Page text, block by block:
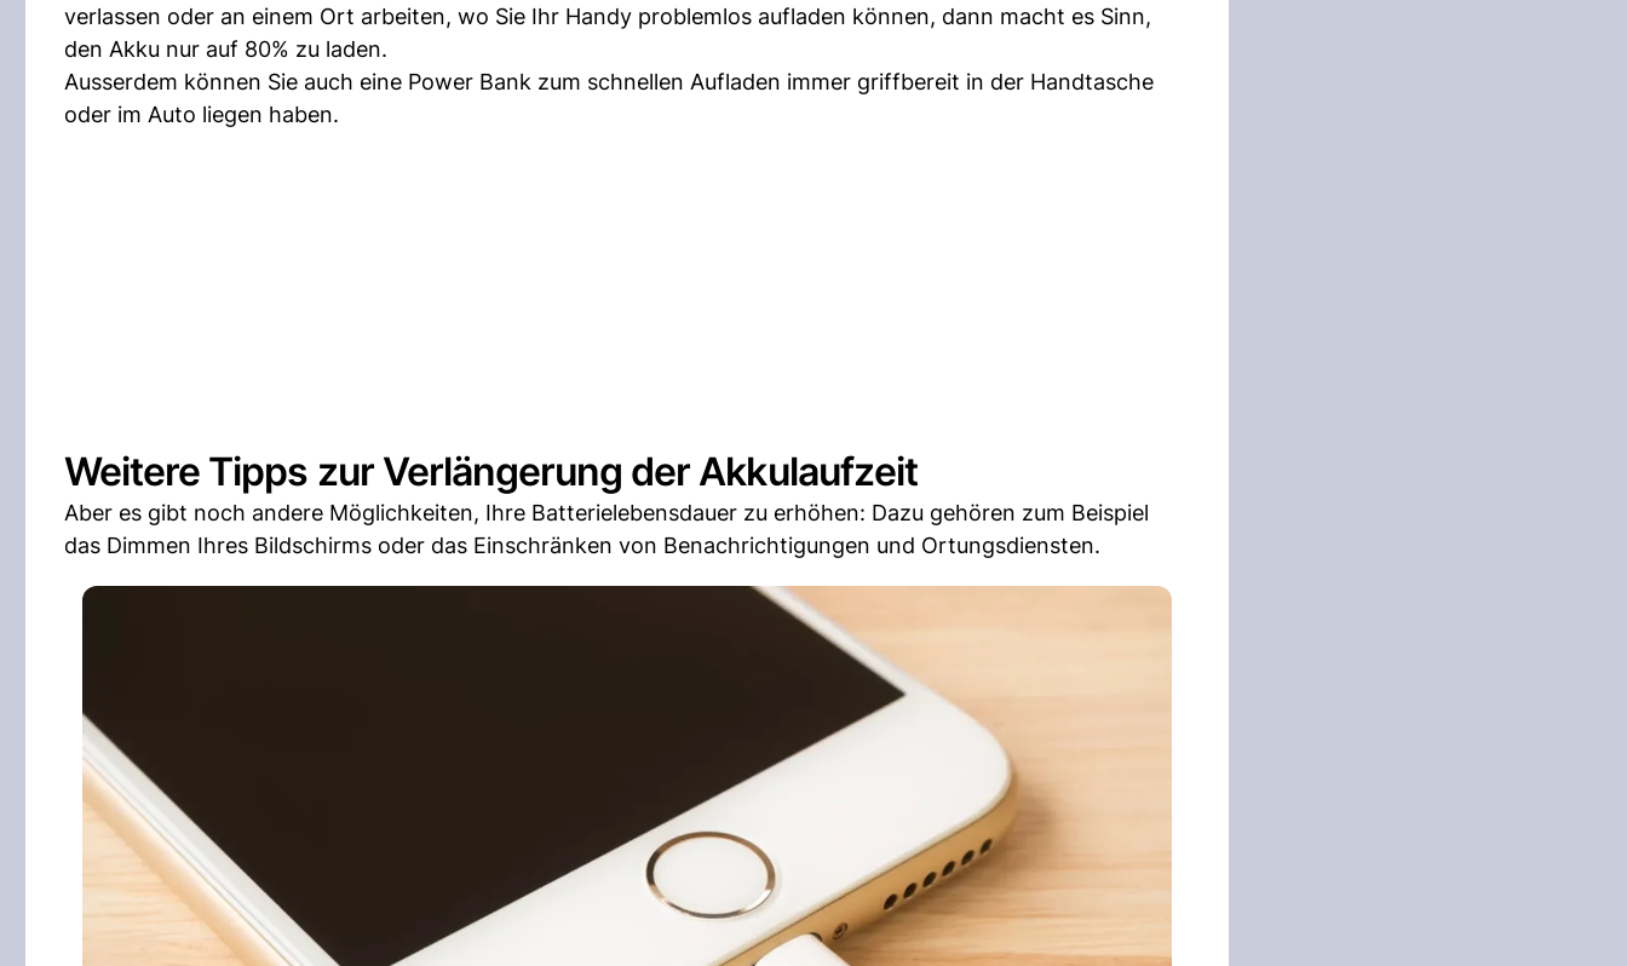
verlassen oder an einem Ort arbeiten, wo Sie Ihr Handy problemlos aufladen können, dann macht es Sinn,
den Akku nur auf 80% zu laden.
Ausserdem können Sie auch eine Power Bank zum schnellen Aufladen immer griffbereit in der Handtasche
oder im Auto liegen haben.
Weitere Tipps zur Verlängerung der Akkulaufzeit
Aber es gibt noch andere Möglichkeiten, Ihre Batterielebensdauer zu erhöhen: Dazu gehören zum Beispiel
das Dimmen Ihres Bildschirms oder das Einschränken von Benachrichtigungen und Ortungsdiensten.